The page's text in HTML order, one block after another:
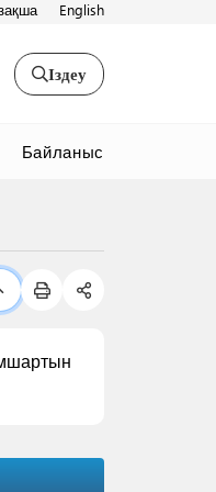
English
Іздеу
Байланыс